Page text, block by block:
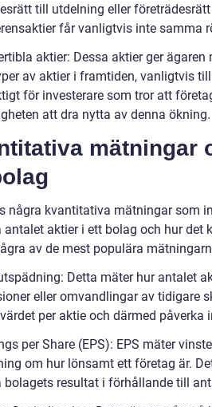
till utdelning eller
får vanligtvis inte samma
aktier: Dessa aktier ger
av aktier i framtiden, vanligtvis
för investerare som tror att
att dra nytta av denna ökning.
mätningar
några kvantitativa mätningar som
antalet aktier i ett bolag och hur det
av de mest populära
Detta mäter hur antalet
eller omvandlingar av tidigare
per aktie och därmed påverka
per Share (EPS): EPS mäter
om hur lönsamt ett företag är.
bolagets resultat i förhållande till